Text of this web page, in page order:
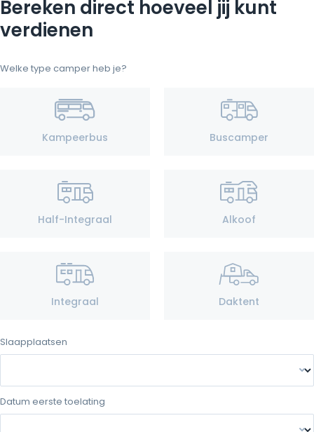
Bereken direct hoeveel jij kunt
verdienen
Welke type camper heb je?
Kampeerbus Buscamper
Half-Integraal Alkoof
Integraal Daktent
Slaapplaatsen
Datum eerste toelating